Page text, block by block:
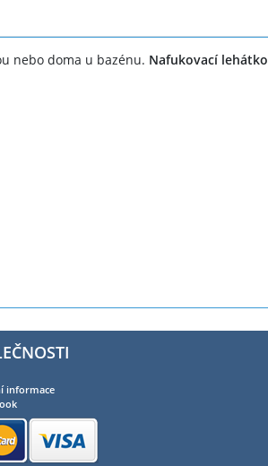
nebo doma u bazénu. Nafukovací
informace